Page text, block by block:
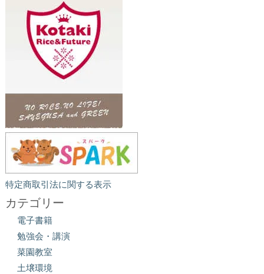
特定商取引法に関する表示
カテゴリー
電子書籍
勉強会・講演
菜園教室
土壌環境